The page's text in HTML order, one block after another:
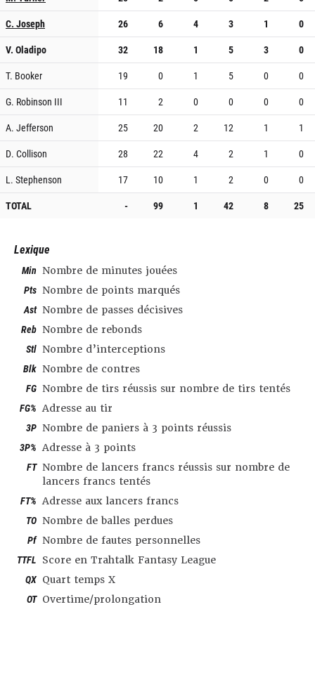
C. Joseph
26 6 4 3 1
0
V. Oladipo
32 18 1 5 3
0
T. Booker
19 0 1 5 0
0
G. Robinson III
11 2 0 0 0
0
A. Jefferson
25 20 2 12 1
1
D. Collison
28 22 4 2 1
0
L. Stephenson
17 10 1 2 0
0
TOTAL
- 99 1 42 8 25
Lexique
Min Nombre de minutes jouées
Pts Nombre de points marqués
Ast Nombre de passes décisives
Reb Nombre de rebonds
Stl Nombre d’interceptions
Blk Nombre de contres
FG Nombre de tirs réussis sur nombre de tirs tentés
FG% Adresse au tir
3P Nombre de paniers à 3 points réussis
3P% Adresse à 3 points
FT Nombre de lancers francs réussis sur nombre de
lancers francs tentés
FT% Adresse aux lancers francs
TO Nombre de balles perdues
Pf Nombre de fautes personnelles
TTFL Score en Trahtalk Fantasy League
QX Quart temps X
OT Overtime/prolongation